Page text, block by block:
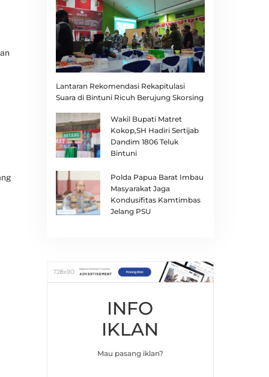
Lantaran Rekomendasi Rekapitulasi
Suara di Bintuni Ricuh Berujung Skorsing
Wakil Bupati Matret
Kokop,SH Hadiri Sertijab
Dandim 1806 Teluk
Bintuni
Polda Papua Barat Imbau
Masyarakat Jaga
Kondusifitas Kamtimbas
Jelang PSU
INFO
IKLAN
Mau pasang iklan?